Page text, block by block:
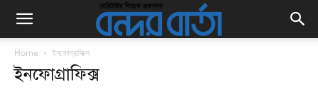
Home ইনফোগ্রাফিক্স
ইনফোগ্রাফিক্স